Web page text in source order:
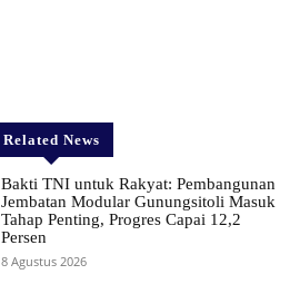
Related News
Bakti TNI untuk Rakyat: Pembangunan
Jembatan Modular Gunungsitoli Masuk
Tahap Penting, Progres Capai 12,2
Persen
8 Agustus 2026